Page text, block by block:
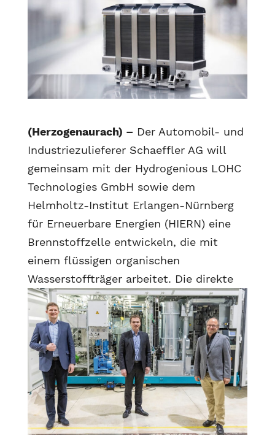
(Herzogenaurach) – Der Automobil- und
Industriezulieferer Schaeffler AG will
gemeinsam mit der Hydrogenious LOHC
Technologies GmbH sowie dem
Helmholtz-Institut Erlangen-Nürnberg
für Erneuerbare Energien (HIERN) eine
Brennstoffzelle entwickeln, die mit
einem flüssigen organischen
Wasserstoffträger arbeitet. Die direkte